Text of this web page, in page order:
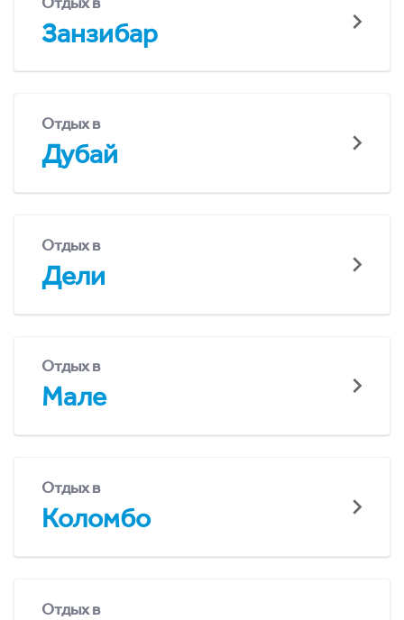
Занзибар
Отдых в
Дубай
Отдых в
Дели
Отдых в
Мале
Отдых в
Коломбо
Отдых в